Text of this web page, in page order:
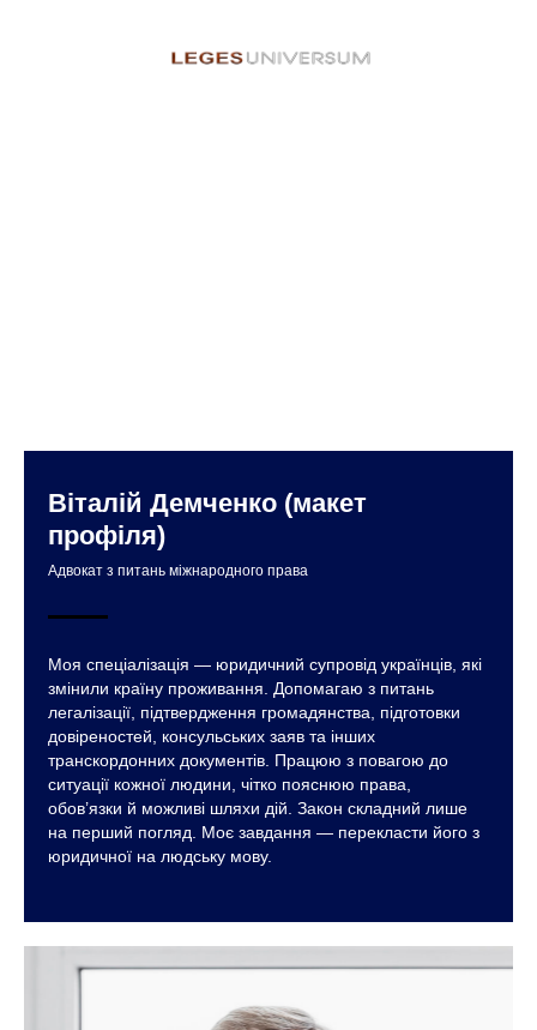
Віталій Демченко (макет
профіля)
Адвокат з питань міжнародного права
Моя спеціалізація — юридичний супровід українців, які
змінили країну проживання. Допомагаю з питань
легалізації, підтвердження громадянства, підготовки
довіреностей, консульських заяв та інших
транскордонних документів. Працюю з повагою до
ситуації кожної людини, чітко пояснюю права,
обов’язки й можливі шляхи дій. Закон складний лише
на перший погляд. Моє завдання — перекласти його з
юридичної на людську мову.